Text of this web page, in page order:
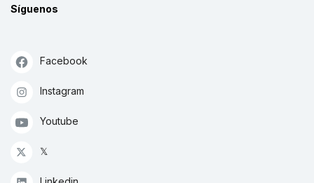
Síguenos
Facebook
Instagram
Youtube
𝕏